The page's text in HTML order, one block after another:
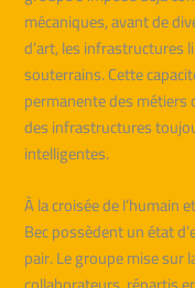
mécaniques, avant de
d’art, les infrastructures
souterrains. Cette
permanente des métiers
des infrastructures
intelligentes.
À la croisée de l’humain
Bec possèdent un état
pair. Le groupe mise